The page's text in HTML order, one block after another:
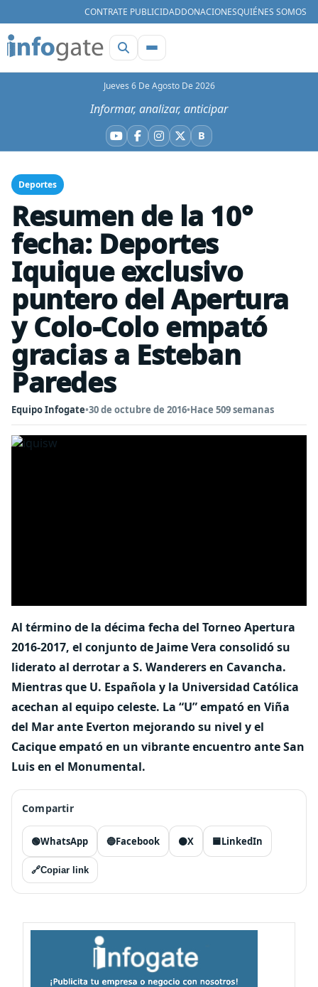
CONTRATE PUBLICIDADDONACIONESQUIÉNES SOMOS
Jueves 6 De Agosto De 2026
Informar, analizar, anticipar
YouTube
Facebook
Instagram
X BBluesky
Deportes
Resumen de la 10°
fecha: Deportes
Iquique exclusivo
puntero del Apertura
y Colo-Colo empató
gracias a Esteban
Paredes
Equipo Infogate•30 de octubre de 2016•Hace 509 semanas
Al término de la décima fecha del Torneo Apertura
2016-2017, el conjunto de Jaime Vera consolidó su
liderato al derrotar a S. Wanderers en Cavancha.
Mientras que U. Española y la Universidad Católica
acechan al equipo celeste. La “U” empató en Viña
del Mar ante Everton mejorando su nivel y el
Cacique empató en un vibrante encuentro ante San
Luis en el Monumental.
Compartir
🟢WhatsApp 🔵Facebook ⚫X 🟦LinkedIn
🔗Copiar link